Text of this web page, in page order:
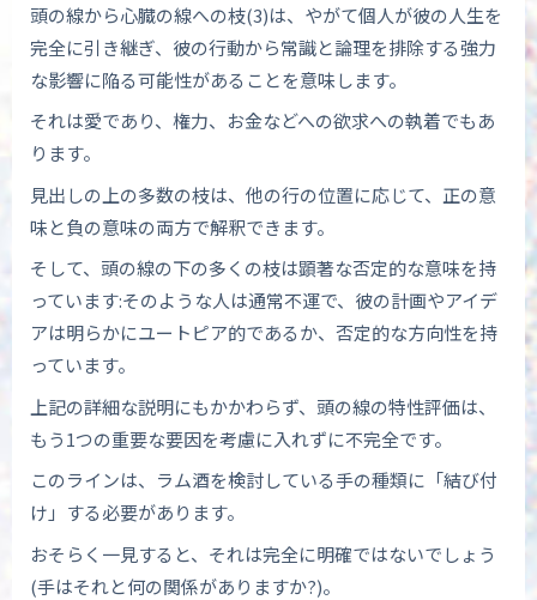
頭の線から心臓の線への枝(3)は、やがて個人が彼の人生を
完全に引き継ぎ、彼の行動から常識と論理を排除する強力
な影響に陥る可能性があることを意味します。
それは愛であり、権力、お金などへの欲求への執着でもあ
ります。
見出しの上の多数の枝は、他の行の位置に応じて、正の意
味と負の意味の両方で解釈できます。
そして、頭の線の下の多くの枝は顕著な否定的な意味を持
っています:そのような人は通常不運で、彼の計画やアイデ
アは明らかにユートピア的であるか、否定的な方向性を持
っています。
上記の詳細な説明にもかかわらず、頭の線の特性評価は、
もう1つの重要な要因を考慮に入れずに不完全です。
このラインは、ラム酒を検討している手の種類に「結び付
け」する必要があります。
おそらく一見すると、それは完全に明確ではないでしょう
(手はそれと何の関係がありますか?)。